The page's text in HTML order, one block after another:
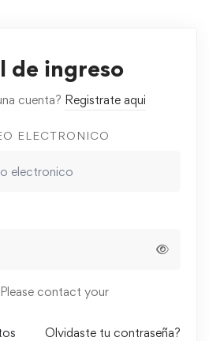
de ingreso
cuenta? Registrate aqui
ELECTRONICO
contact your
Olvidaste tu contraseña?